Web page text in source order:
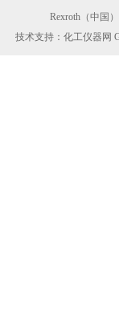
Rexroth（中国
技术支持：化工仪器网